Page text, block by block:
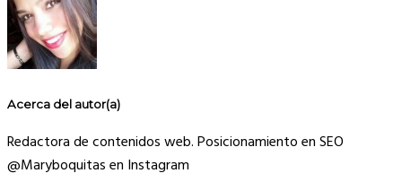
Acerca del autor(a)
Redactora de contenidos web. Posicionamiento en SEO
@Maryboquitas en Instagram